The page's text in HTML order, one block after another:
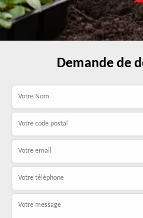
Demande de